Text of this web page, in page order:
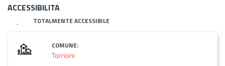
ACCESSIBILITA
TOTALMENTE ACCESSIBILE
COMUNE:
Torrioni